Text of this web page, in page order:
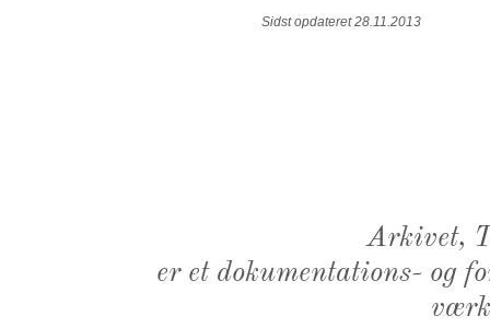
Sidst opdateret 28.11.2013
Arkivet,
er et dokumentations- og